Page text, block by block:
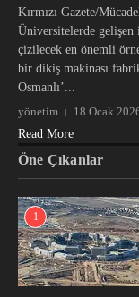
Kırmızı Gazete/
Üniversitelerde gelişen
çizilecek en önemli
bir dikiş makinası
Osmanlı’...
yönetim
18 Ocak
Read More
Öne Çıkanlar
1